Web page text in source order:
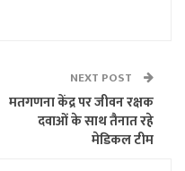
NEXT POST
मतगणना केंद्र पर जीवन रक्षक
दवाओं के साथ तैनात रहे
मेडिकल टीम